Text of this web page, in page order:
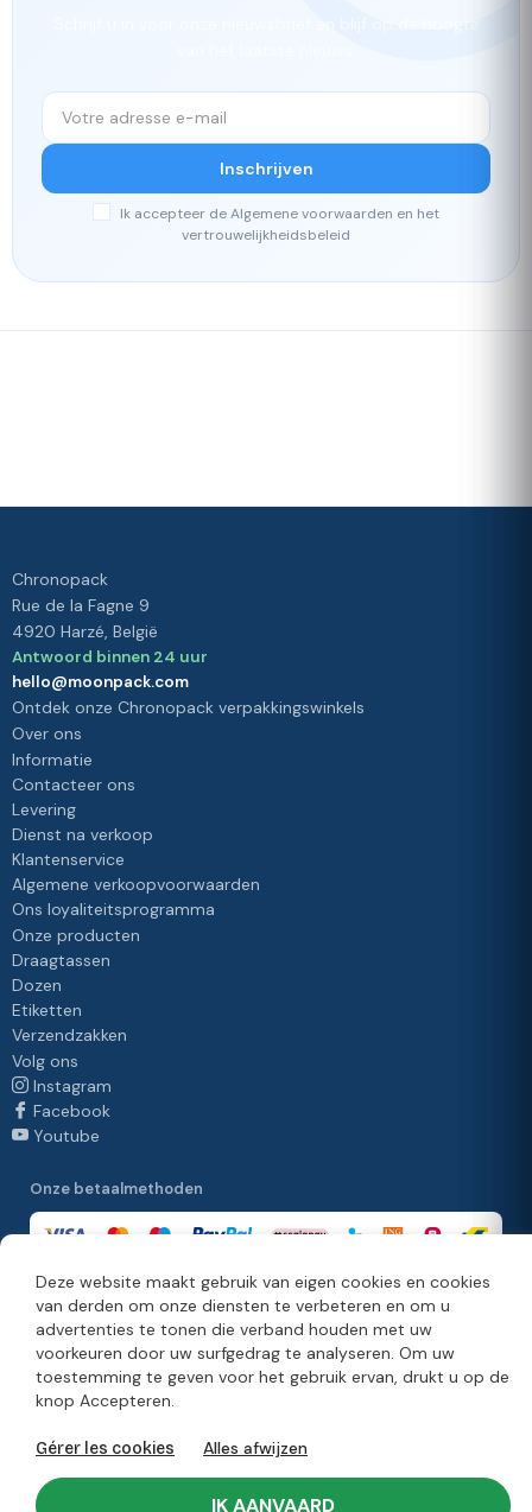
Inschrijven
Ik accepteer de Algemene voorwaarden en het
vertrouwelijkheidsbeleid
Deze website maakt gebruik van eigen cookies en cookies
van derden om onze diensten te verbeteren en om u
advertenties te tonen die verband houden met uw
voorkeuren door uw surfgedrag te analyseren. Om uw
toestemming te geven voor het gebruik ervan, drukt u op de
knop Accepteren.
Gérer les cookies Alles afwijzen
IK AANVAARD
Chronopack
Rue de la Fagne 9
4920 Harzé, België
Antwoord binnen 24 uur
hello@moonpack.com
Ontdek onze Chronopack verpakkingswinkels
Over ons
Informatie
Contacteer ons
Levering
Dienst na verkoop
Klantenservice
Algemene verkoopvoorwaarden
Ons loyaliteitsprogramma
Onze producten
Draagtassen
Dozen
Etiketten
Verzendzakken
Volg ons
Instagram
Facebook
Youtube
Onze betaalmethoden
Onze leveringsmethoden